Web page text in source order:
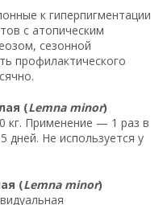
к гиперпигментации
с атопическим
сезонной
профилактического
(Lemna minor)
кг. Применение — 1 раз в
дней. Не используется у
(Lemna minor)